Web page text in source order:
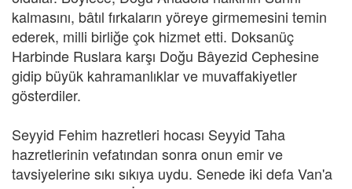
kalmasını, bâtıl fırkaların yöreye girmemesini temin
ederek, milli birliğe çok hizmet etti. Doksanüç
Harbinde Ruslara karşı Doğu Bâyezid Cephesine
gidip büyük kahramanlıklar ve muvaffakiyetler
gösterdiler.
Seyyid Fehim hazretleri hocası Seyyid Taha
hazretlerinin vefatından sonra onun emir ve
tavsiyelerine sıkı sıkıya uydu. Senede iki defa Van'a